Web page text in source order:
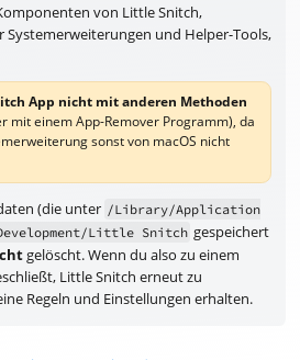
von Little Snitch,
Systemerweiterungen und Helper-Tools,
App nicht mit anderen Methoden
mit einem App-Remover Programm), da
sonst von macOS nicht
(die unter /Library/Application
Little Snitch gespeichert
gelöscht. Wenn du also zu einem
Little Snitch erneut zu
Regeln und Einstellungen erhalten.